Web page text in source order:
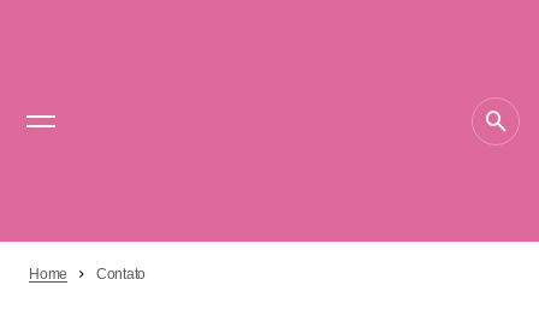
Home Contato